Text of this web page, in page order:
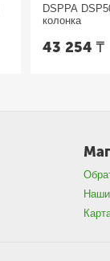
DSPPA
колонка
43 254 ₸